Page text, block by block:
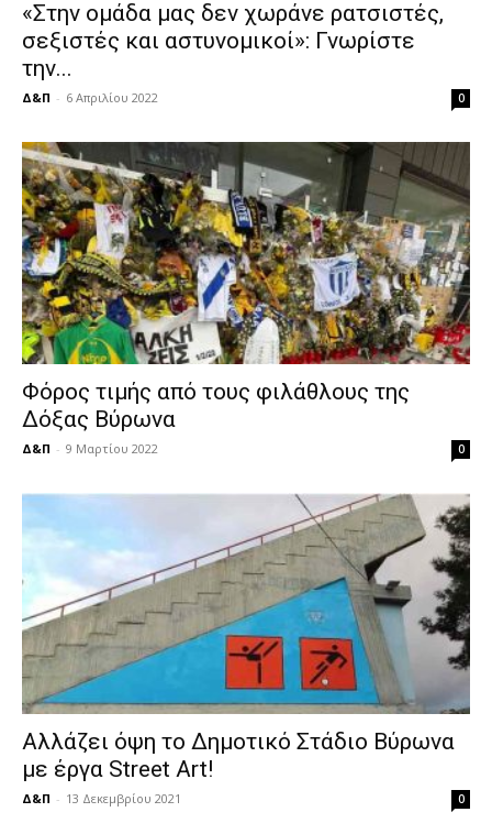
«Στην ομάδα μας δεν χωράνε ρατσιστές,
σεξιστές και αστυνομικοί»: Γνωρίστε
την...
Δ&Π - 6 Απριλίου 2022 0
Φόρος τιμής από τους φιλάθλους της
Δόξας Βύρωνα
Δ&Π - 9 Μαρτίου 2022 0
Αλλάζει όψη το Δημοτικό Στάδιο Βύρωνα
με έργα Street Art!
Δ&Π - 13 Δεκεμβρίου 2021 0